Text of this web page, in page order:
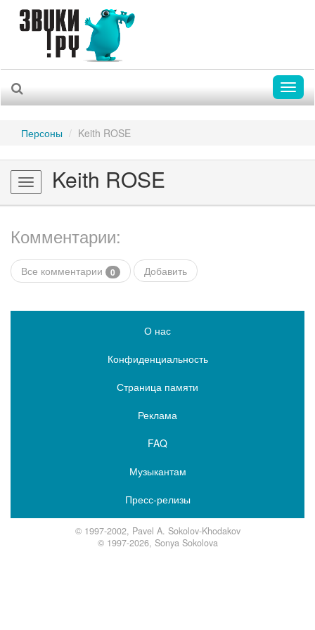
Персоны Keith ROSE
Toggle
navigation
Keith ROSE
Комментарии:
Все комментарии 0 Добавить
О нас
Конфиденциальность
Страница памяти
Реклама
FAQ
Музыкантам
Пресс-релизы
© 1997-2002, Pavel A. Sokolov-Khodakov
© 1997-2026, Sonya Sokolova